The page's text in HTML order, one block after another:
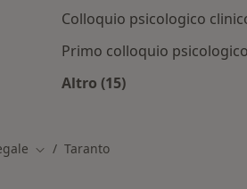
Colloquio psicologico
Primo colloquio
Altro (15)
Cambia città
Taranto